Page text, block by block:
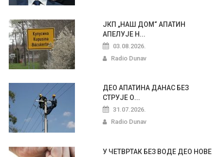
ЈКП „НАШ ДОМ“ АПАТИН
АПЕЛУЈЕ Н...
03.08.2026.
Radio Dunav
ДЕО АПАТИНА ДАНАС БЕЗ
СТРУЈЕ О...
31.07.2026.
Radio Dunav
У ЧЕТВРТАК БЕЗ ВОДЕ ДЕО НОВЕ